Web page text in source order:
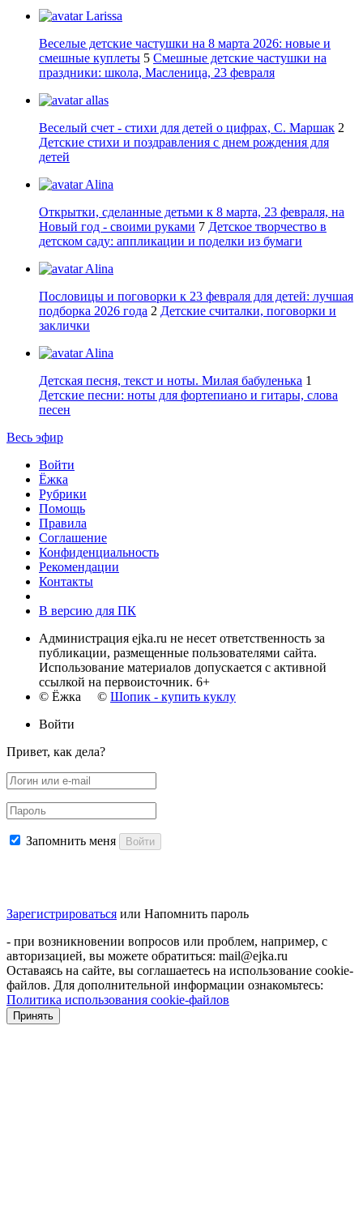
Larissa
Веселые детские частушки на 8 марта 2026: новые и
смешные куплеты 5 Смешные детские частушки на
праздники: школа, Масленица, 23 февраля
allas
Веселый счет - стихи для детей о цифрах, С. Маршак 2
Детские стихи и поздравления с днем рождения для
детей
Alina
Открытки, сделанные детьми к 8 марта, 23 февраля, на
Новый год - своими руками 7 Детское творчество в
детском саду: аппликации и поделки из бумаги
Alina
Пословицы и поговорки к 23 февраля для детей: лучшая
подборка 2026 года 2 Детские считалки, поговорки и
заклички
Alina
Детская песня, текст и ноты. Милая бабуленька 1
Детские песни: ноты для фортепиано и гитары, слова
песен
Весь эфир
Войти
Ёжка
Рубрики
Помощь
Правила
Соглашение
Конфиденциальность
Рекомендации
Контакты
В версию для ПК
Администрация ejka.ru не несет ответственность за
публикации, размещенные пользователями сайта.
Использование материалов допускается с активной
ссылкой на первоисточник. 6+
© Ёжка © Шопик - купить куклу
Войти
Привет, как дела?
Запомнить меня Войти
Зарегистрироваться или Напомнить пароль
- при возникновении вопросов или проблем, например, с
авторизацией, вы можете обратиться: mail@ejka.ru
Оставаясь на сайте, вы соглашаетесь на использование cookie-
файлов. Для дополнительной информации ознакомьтесь:
Политика использования cookie-файлов
Принять